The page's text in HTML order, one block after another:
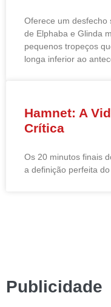
Oferece um desfecho
de Elphaba e Glinda
pequenos tropeços
longa inferior ao
Hamnet: A
Crítica
Os 20 minutos finais
a definição perfeita do
Publicidade